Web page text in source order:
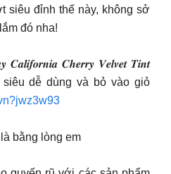
siêu đỉnh thế này, không sở
đó nha!
𝑪𝒉𝒆𝒓𝒓𝒚 𝑽𝒆𝒍𝒗𝒆𝒕 𝑻𝒊𝒏𝒕
dễ dùng và bỏ vào giỏ
bằng lòng em